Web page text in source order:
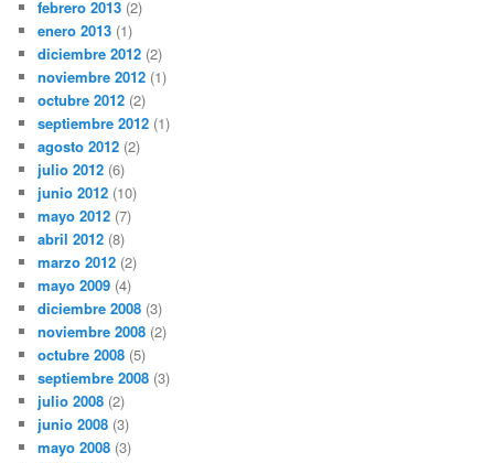
febrero 2013 (2)
enero 2013 (1)
diciembre 2012 (2)
noviembre 2012 (1)
octubre 2012 (2)
septiembre 2012 (1)
agosto 2012 (2)
julio 2012 (6)
junio 2012 (10)
mayo 2012 (7)
abril 2012 (8)
marzo 2012 (2)
mayo 2009 (4)
diciembre 2008 (3)
noviembre 2008 (2)
octubre 2008 (5)
septiembre 2008 (3)
julio 2008 (2)
junio 2008 (3)
mayo 2008 (3)